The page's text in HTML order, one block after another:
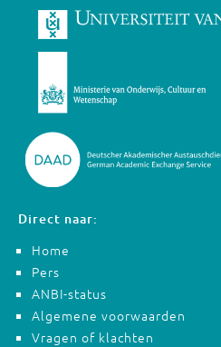
Direct naar:
Home
Pers
ANBI-status
Algemene voorwaarden
Vragen of klachten